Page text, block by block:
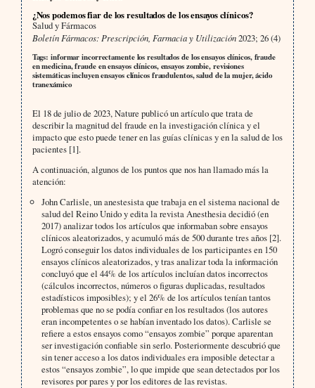
¿Nos podemos fiar de los resultados de los ensayos clínicos?
Salud y Fármacos
Boletín Fármacos: Prescripción, Farmacia y Utilización2023; 26 (4)
Tags: informar incorrectamente los resultados de los ensayos clínicos, fraude
en medicina, fraude en ensayos clínicos, ensayos zombie, revisiones
sistemáticas incluyen ensayos clínicos fraudulentos, salud de la mujer, ácido
tranexámico
El 18 de julio de 2023, Nature publicó un artículo que trata de
describir la magnitud del fraude en la investigación clínica y el
impacto que esto puede tener en las guías clínicas y en la salud de los
pacientes [1].
A continuación, algunos de los puntos que nos han llamado más la
atención:
John Carlisle, un anestesista que trabaja en el sistema nacional de
salud del Reino Unido y edita la revista Anesthesia decidió (en
2017) analizar todos los artículos que informaban sobre ensayos
clínicos aleatorizados, y acumuló más de 500 durante tres años [2].
Logró conseguir los datos individuales de los participantes en 150
ensayos clínicos aleatorizados, y tras analizar toda la información
concluyó que el 44% de los artículos incluían datos incorrectos
(cálculos incorrectos, números o figuras duplicadas, resultados
estadísticos imposibles); y el 26% de los artículos tenían tantos
problemas que no se podía confiar en los resultados (los autores
eran incompetentes o se habían inventado los datos). Carlisle se
refiere a estos ensayos como “ensayos zombie” porque aparentan
ser investigación confiable sin serlo. Posteriormente descubrió que
sin tener acceso a los datos individuales era imposible detectar a
estos “ensayos zombie”, lo que impide que sean detectados por los
revisores por pares y por los editores de las revistas.